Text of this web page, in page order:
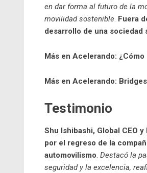
en dar forma al futuro de la
movilidad sostenible. Fuera
desarrollo de una sociedad
Más en Acelerando:
Más en Acelerando:
Testimonio
Shu Ishibashi, Global CEO
por el regreso de la
automovilismo. Destacó la
seguridad y la excelencia,